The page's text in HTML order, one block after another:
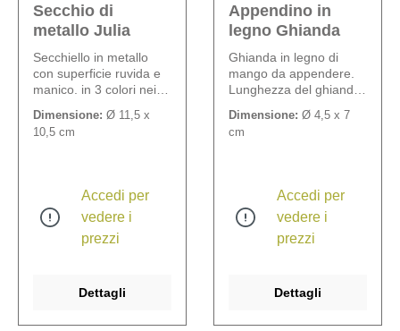
Secchio di
metallo Julia
Secchiello in metallo
con superficie ruvida e
manico. in 3 colori nei
pezzi per colore.
Dimensione: Ø 11,5 x
10,5 cm
Accedi per
vedere i
prezzi
Dettagli
Appendino in
legno Ghianda
Ghianda in legno di
mango da appendere.
Lunghezza del ghianda:
pendente: 8 cm.
Dimensione: Ø 4,5 x 7
cm
Accedi per
vedere i
prezzi
Dettagli